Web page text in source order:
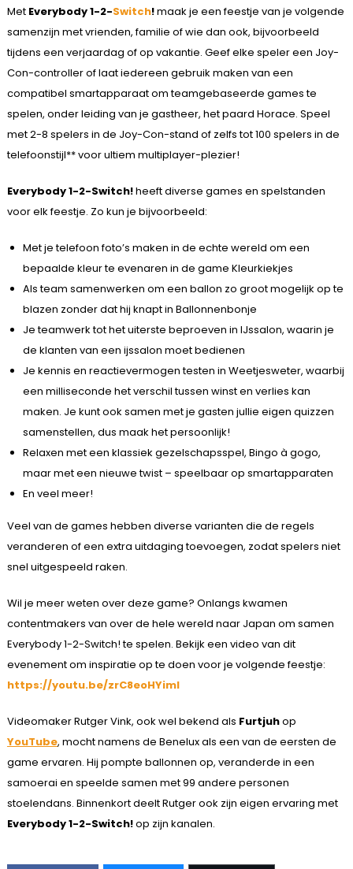
Met Everybody 1-2-Switch!maak je een feestje van je volgende
samenzijn met vrienden, familie of wie dan ook, bijvoorbeeld
tijdens een verjaardag of op vakantie. Geef elke speler een Joy-
Con-controller of laat iedereen gebruik maken van een
compatibel smartapparaat om teamgebaseerde games te
spelen, onder leiding van je gastheer, het paard Horace. Speel
met 2-8 spelers in de Joy-Con-stand of zelfs tot 100 spelers in de
telefoonstijl** voor ultiem multiplayer-plezier!
Everybody 1-2-Switch!heeft diverse games en spelstanden
voor elk feestje. Zo kun je bijvoorbeeld:
Met je telefoon foto’s maken in de echte wereld om een
bepaalde kleur te evenaren in de game Kleurkiekjes
Als team samenwerken om een ballon zo groot mogelijk op te
blazen zonder dat hij knapt in Ballonnenbonje
Je teamwerk tot het uiterste beproeven in IJssalon, waarin je
de klanten van een ijssalon moet bedienen
Je kennis en reactievermogen testen in Weetjesweter, waarbij
een milliseconde het verschil tussen winst en verlies kan
maken. Je kunt ook samen met je gasten jullie eigen quizzen
samenstellen, dus maak het persoonlijk!
Relaxen met een klassiek gezelschapsspel, Bingo à gogo,
maar met een nieuwe twist – speelbaar op smartapparaten
En veel meer!
Veel van de games hebben diverse varianten die de regels
veranderen of een extra uitdaging toevoegen, zodat spelers niet
snel uitgespeeld raken.
Wil je meer weten over deze game? Onlangs kwamen
contentmakers van over de hele wereld naar Japan om samen
Everybody 1-2-Switch! te spelen. Bekijk een video van dit
evenement om inspiratie op te doen voor je volgende feestje:
https://youtu.be/zrC8eoHYimI
Videomaker Rutger Vink, ook wel bekend als Furtjuhop
YouTube, mocht namens de Benelux als een van de eersten de
game ervaren. Hij pompte ballonnen op, veranderde in een
samoerai en speelde samen met 99 andere personen
stoelendans. Binnenkort deelt Rutger ook zijn eigen ervaring met
Everybody 1-2-Switch!op zijn kanalen.